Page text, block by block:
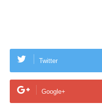
Twitter
Google+